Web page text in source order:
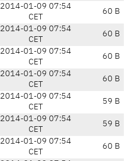
2014-01-09 07:54
CET
60 B
2014-01-09 07:54
CET
60 B
2014-01-09 07:54
CET
60 B
2014-01-09 07:54
CET
60 B
2014-01-09 07:54
CET
59 B
2014-01-09 07:54
CET
59 B
2014-01-09 07:54
CET
60 B